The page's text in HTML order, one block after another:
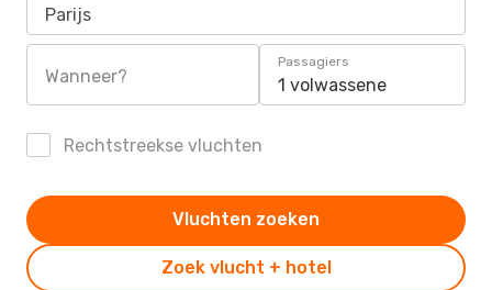
Parijs
Wanneer?
Passagiers
1 volwassene
Rechtstreekse vluchten
Zoek vlucht + hotel
Vluchten zoeken